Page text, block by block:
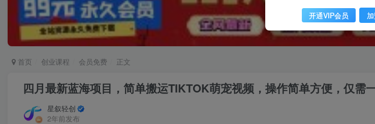
首页 创业课程 会员免费 正文
四月最新蓝海项目，简单搬运TIKTOK萌宠视频，操作简单方便，仅需
星叙轻创
2年前发布
开通VIP会员